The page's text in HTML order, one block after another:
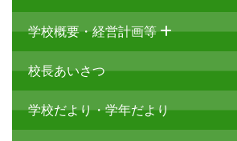
学校概要・経営計画等
校長あいさつ
学校だより・学年だより